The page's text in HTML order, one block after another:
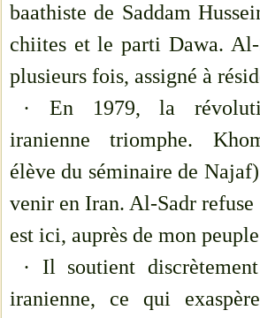
baathiste de Saddam
chiites et le parti Dawa. Al-
plusieurs fois, assigné à
· En 1979, la
iranienne triomphe.
élève du séminaire de
venir en Iran. Al-Sadr
est ici, auprès de mon
· Il soutient
iranienne, ce qui